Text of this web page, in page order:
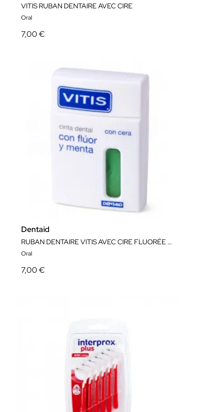
VITIS RUBAN DENTAIRE AVEC CIRE
Oral
7,00 €
Dentaid
RUBAN DENTAIRE VITIS AVEC CIRE FLUORÉE ET MENTHE
Oral
7,00 €